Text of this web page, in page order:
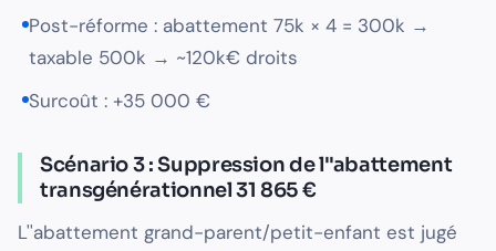
Post-réforme : abattement 75k × 4 = 300k →
taxable 500k → ~120k€ droits
Surcoût : +35 000 €
Scénario 3 : Suppression de l''abattement
transgénérationnel 31 865 €
L''abattement grand-parent/petit-enfant est jugé